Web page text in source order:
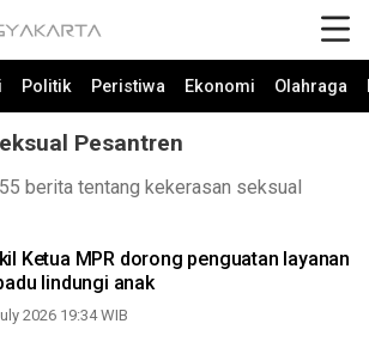
Politik Peristiwa Ekonomi Olahraga
Pesantren
berita tentang kekerasan seksual
Ketua MPR dorong penguatan layanan
lindungi anak
2026 19:34 WIB